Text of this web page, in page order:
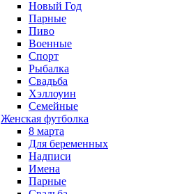
Новый Год
Парные
Пиво
Военные
Спорт
Рыбалка
Свадьба
Хэллоуин
Семейные
Женская футболка
8 марта
Для беременных
Надписи
Имена
Парные